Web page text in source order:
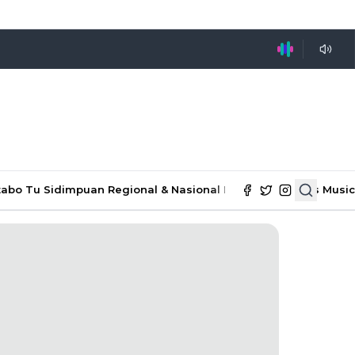
Tu Sidimpuan Regional & Nasional Ekonomi & Bisnis Music